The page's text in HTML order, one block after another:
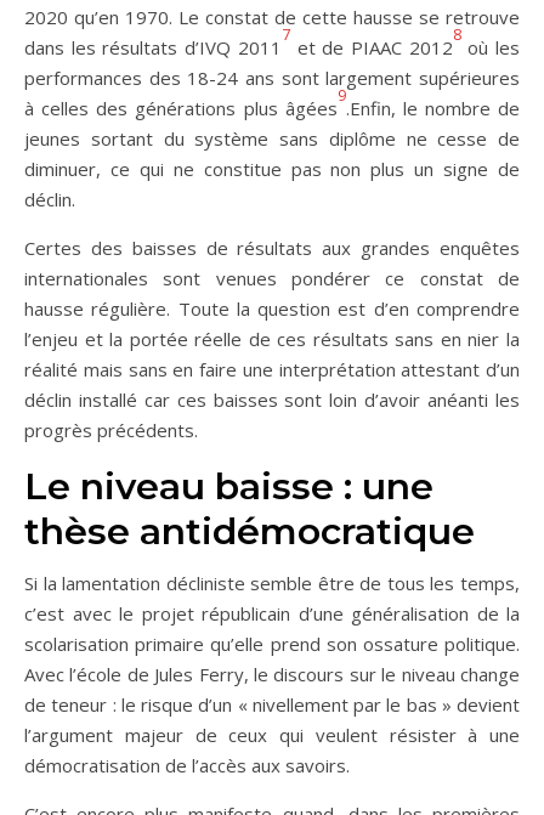
2020 qu’en 1970. Le constat de cette hausse se retrouve
dans les résultats d’IVQ 2011
7
et de PIAAC 2012
8
où les
performances des 18-24 ans sont largement supérieures
à celles des générations plus âgées
9
.Enfin, le nombre de
jeunes sortant du système sans diplôme ne cesse de
diminuer, ce qui ne constitue pas non plus un signe de
déclin.
Certes des baisses de résultats aux grandes enquêtes
internationales sont venues pondérer ce constat de
hausse régulière. Toute la question est d’en comprendre
l’enjeu et la portée réelle de ces résultats sans en nier la
réalité mais sans en faire une interprétation attestant d’un
déclin installé car ces baisses sont loin d’avoir anéanti les
progrès précédents.
Le niveau baisse : une
thèse antidémocratique
Si la lamentation décliniste semble être de tous les temps,
c’est avec le projet républicain d’une généralisation de la
scolarisation primaire qu’elle prend son ossature politique.
Avec l’école de Jules Ferry, le discours sur le niveau change
de teneur : le risque d’un « nivellement par le bas » devient
l’argument majeur de ceux qui veulent résister à une
démocratisation de l’accès aux savoirs.